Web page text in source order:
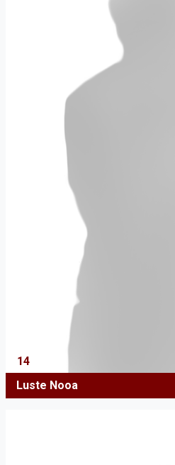
14
Luste Nooa